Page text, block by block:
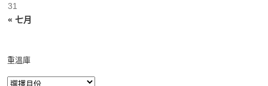
« 七月
31
重溫庫